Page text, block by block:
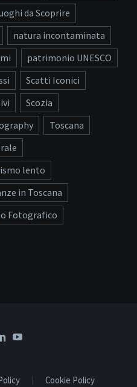
da Scoprire
natura incontaminata
patrimonio UNESCO
Scatti Iconici
Scozia
Toscana
lento
in Toscana
Fotografico
Cookie Policy